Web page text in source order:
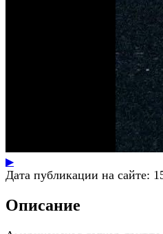
▶
Дата публикации на сайте:
Описание